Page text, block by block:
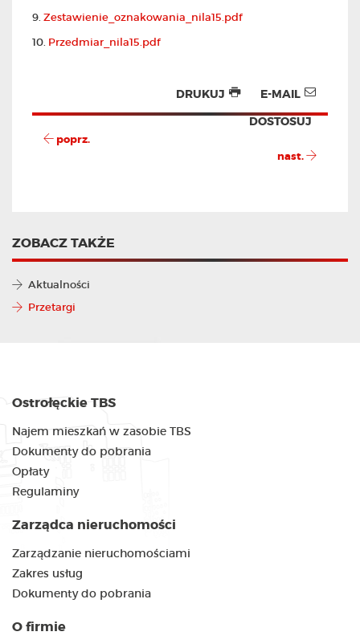
9. Zestawienie_oznakowania_nila15.pdf
10. Przedmiar_nila15.pdf
E-MAIL
DRUKUJ
DOSTOSUJ
poprz.
nast.
ZOBACZ TAKŻE
Aktualności
Przetargi
Ostrołęckie TBS
Najem mieszkań w zasobie TBS
Dokumenty do pobrania
Opłaty
Regulaminy
Zarządca nieruchomości
Zarządzanie nieruchomościami
Zakres usług
Dokumenty do pobrania
O firmie